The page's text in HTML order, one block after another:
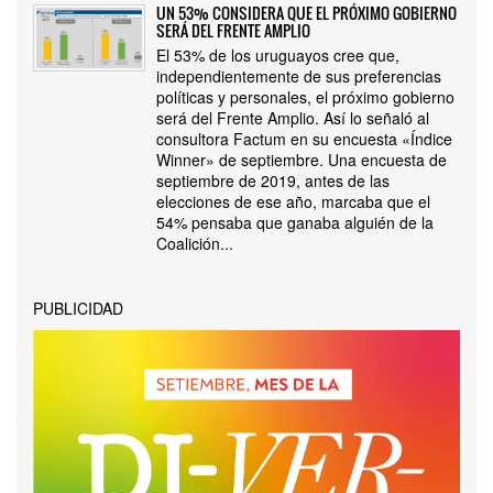
UN 53% CONSIDERA QUE EL PRÓXIMO GOBIERNO
SERÁ DEL FRENTE AMPLIO
El 53% de los uruguayos cree que,
independientemente de sus preferencias
políticas y personales, el próximo gobierno
será del Frente Amplio. Así lo señaló al
consultora Factum en su encuesta «Índice
Winner» de septiembre. Una encuesta de
septiembre de 2019, antes de las
elecciones de ese año, marcaba que el
54% pensaba que ganaba alguién de la
Coalición...
PUBLICIDAD